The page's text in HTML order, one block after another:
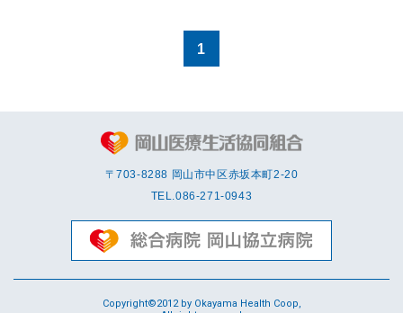
1
〒703-8288 岡⼭市中区赤坂本町2-20
TEL.086-271-0943
Copyright©2012 by Okayama Health Coop,